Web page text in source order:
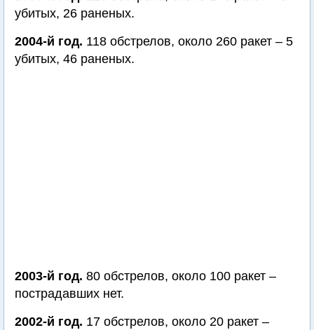
убитых, 26 раненых.
2004-й год. 118 обстрелов, около 260 ракет – 5
убитых, 46 раненых.
2003-й год. 80 обстрелов, около 100 ракет –
пострадавших нет.
2002-й год. 17 обстрелов, около 20 ракет –